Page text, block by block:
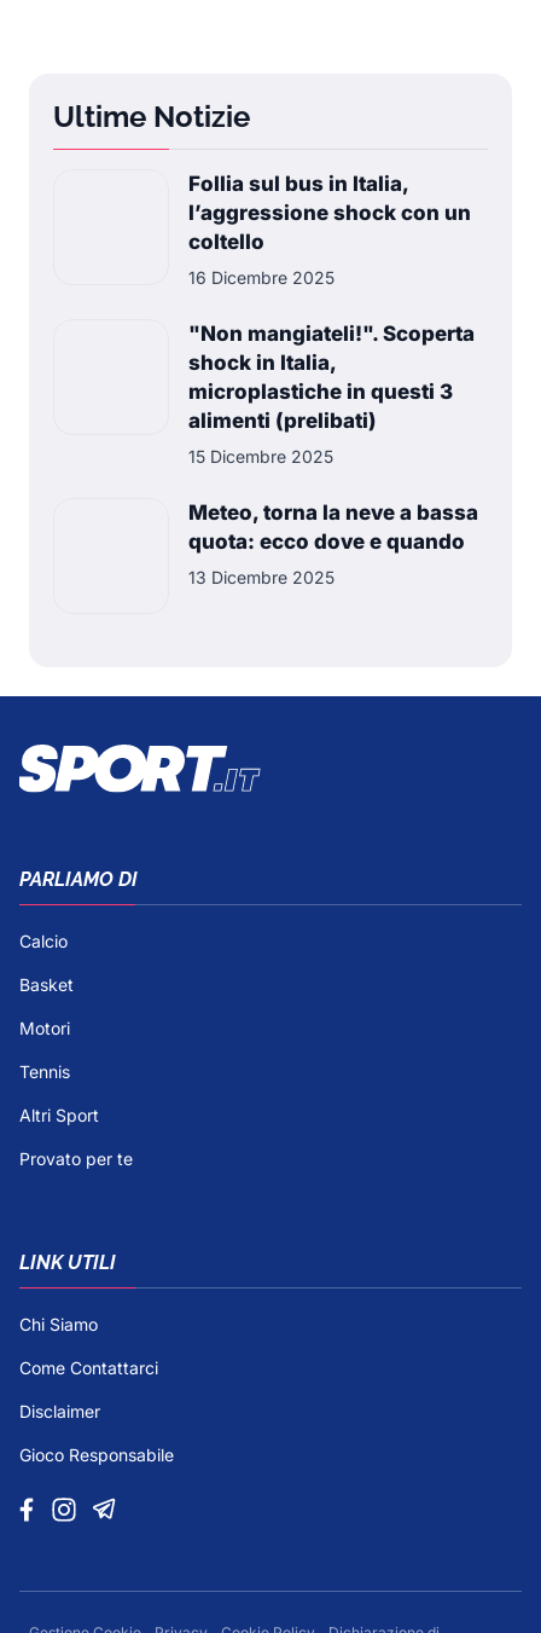
Ultime Notizie
Follia sul bus in Italia,
l’aggressione shock con un
coltello
16 Dicembre 2025
"Non mangiateli!". Scoperta
shock in Italia,
microplastiche in questi 3
alimenti (prelibati)
15 Dicembre 2025
Meteo, torna la neve a bassa
quota: ecco dove e quando
13 Dicembre 2025
PARLIAMO DI
Calcio
Basket
Motori
Tennis
Altri Sport
Provato per te
LINK UTILI
Chi Siamo
Come Contattarci
Disclaimer
Gioco Responsabile